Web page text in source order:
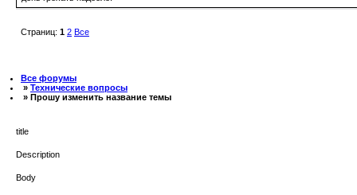
Страниц: 1 2 Все
Все форумы
» Технические вопросы
» Прошу изменить название темы
title
Description
Body